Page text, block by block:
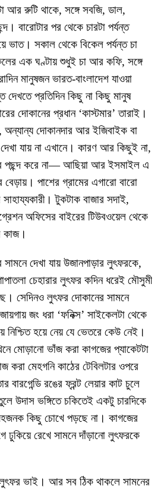
আর রুটি থাকে, সঙ্গে সবজি, ডাল,
বারোটার পর থেকে চারটা পর্যন্ত
ভাত। সকাল থেকে বিকেল পর্যন্ত চা
এক ঘণ্টায় শুধুই চা আর কফি, সঙ্গে
মানুষজন ভারত-বাংলাদেশ যাওয়া
দেখতে প্রতিদিন কিছু না কিছু মানুষ
দোকানের প্রধান ‘কাস্টমার’ তারাই।
অন্যান্য দোকানদার আর ইজিবাইক বা
যায় না এখানে। কারণ আর কিছুই না,
পছন্দ করে না— আছিয়া আর ইসমাইল এ
বেড়ায়। পাশের গ্রামের এগারো বারো
টুকটাক বাজার সদাই,
অফিসের বাইরের টিউবওয়েল থেকে
কাজ।
সামনে দেখা যায় উজানপাড়ার লুৎফরকে,
চেহারার লুৎফর কদিন ধরেই মৌসুমী
সেদিনও লুৎফর দোকানের সামনে
জং ধরা ‘ফনিক্স’ সাইকেলটা থেকে
নিশ্চিত হয়ে নেয় যে ভেতরে কেউ নেই।
মোড়ানো ভাঁজ করা কাগজের প্যাকেটটা
মেহগনি কাঠের টেবিলটার ওপরে
রঙের ফ্রন্ট লেয়ার কাট চুলে
উদাস ভঙ্গিতে চকিতেই একটু চারদিকে
কিছু চোখে পড়ছে না। কাগজের
ঢুকিয়ে রেখে সামনে দাঁড়ানো লুৎফরকে
ভাই। আর সব ঠিক থাকলে সামনের